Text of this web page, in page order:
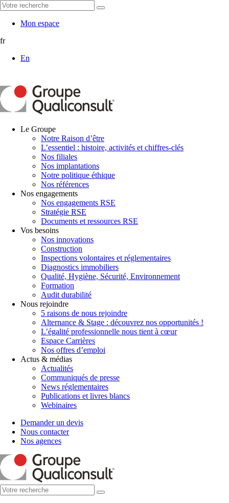
Mon espace
fr
En
Le Groupe
Notre Raison d’être
L’essentiel : histoire, activités et chiffres-clés
Nos filiales
Nos implantations
Notre politique éthique
Nos références
Nos engagements
Nos engagements RSE
Stratégie RSE
Documents et ressources RSE
Vos besoins
Nos innovations
Construction
Inspections volontaires et réglementaires
Diagnostics immobiliers
Qualité, Hygiène, Sécurité, Environnement
Formation
Audit durabilité
Nous rejoindre
5 raisons de nous rejoindre
Alternance & Stage : découvrez nos opportunités !
L’égalité professionnelle nous tient à cœur
Espace Carrières
Nos offres d’emploi
Actus & médias
Actualités
Communiqués de presse
News réglementaires
Publications et livres blancs
Webinaires
Demander un devis
Nous contacter
Nos agences